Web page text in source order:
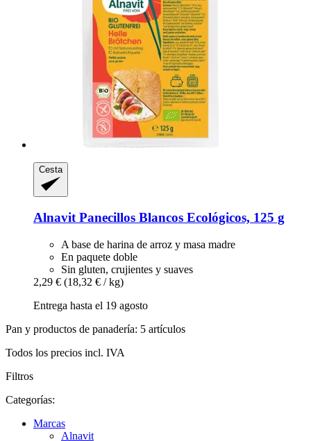
Cesta
Alnavit Panecillos Blancos Ecológicos, 125 g
A base de harina de arroz y masa madre
En paquete doble
Sin gluten, crujientes y suaves
2,29 € (18,32 € / kg)
Entrega hasta el 19 agosto
Pan y productos de panadería: 5 artículos
Todos los precios incl. IVA
Filtros
Categorías:
Marcas
Alnavit